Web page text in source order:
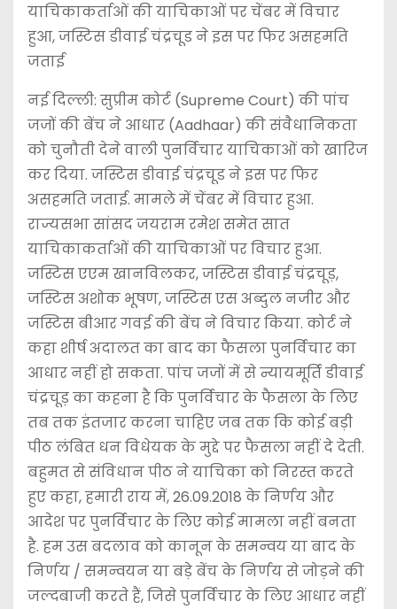
याचिकाकर्ताओं की याचिकाओं पर चेंबर में विचार
हुआ, जस्टिस डीवाई चंद्रचूड ने इस पर फिर असहमति
जताई
नई दिल्ली: सुप्रीम कोर्ट (Supreme Court) की पांच
जजों की बेंच ने आधार (Aadhaar) की संवैधानिकता
को चुनौती देने वाली पुनर्विचार याचिकाओं को खारिज
कर दिया. जस्टिस डीवाई चंद्रचूड ने इस पर फिर
असहमति जताई. मामले में चेंबर में विचार हुआ.
राज्यसभा सांसद जयराम रमेश समेत सात
याचिकाकर्ताओं की याचिकाओं पर विचार हुआ.
जस्टिस एएम खानविलकर, जस्टिस डीवाई चंद्रचूड़,
जस्टिस अशोक भूषण, जस्टिस एस अब्दुल नजीर और
जस्टिस बीआर गवई की बेंच ने विचार किया. कोर्ट ने
कहा शीर्ष अदालत का बाद का फैसला पुनर्विचार का
आधार नहीं हो सकता. पांच जजों में से न्यायमूर्ति डीवाई
चंद्रचूड़ का कहना है कि पुनर्विचार के फैसला के लिए
तब तक इंतजार करना चाहिए जब तक कि कोई बड़ी
पीठ लंबित धन विधेयक के मुद्दे पर फैसला नहीं दे देती.
बहुमत से संविधान पीठ ने याचिका को निरस्त करते
हुए कहा, हमारी राय में, 26.09.2018 के निर्णय और
आदेश पर पुनर्विचार के लिए कोई मामला नहीं बनता
है. हम उस बदलाव को कानून के समन्वय या बाद के
निर्णय / समन्वयन या बड़े बेंच के निर्णय से जोड़ने की
जल्दबाजी करते हैं, जिसे पुनर्विचार के लिए आधार नहीं